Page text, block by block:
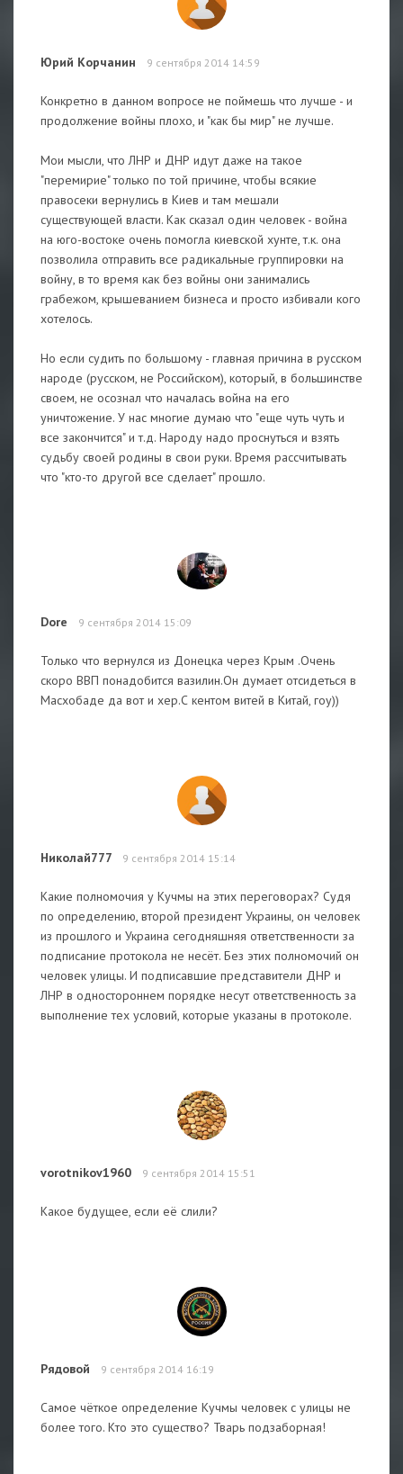
Юрий Корчанин 9 сентября 2014 14:59
Конкретно в данном вопросе не поймешь что лучше - и
продолжение войны плохо, и "как бы мир" не лучше.
Мои мысли, что ЛНР и ДНР идут даже на такое
"перемирие" только по той причине, чтобы всякие
правосеки вернулись в Киев и там мешали
существующей власти. Как сказал один человек - война
на юго-востоке очень помогла киевской хунте, т.к. она
позволила отправить все радикальные группировки на
войну, в то время как без войны они занимались
грабежом, крышеванием бизнеса и просто избивали кого
хотелось.
Но если судить по большому - главная причина в русском
народе (русском, не Российском), который, в большинстве
своем, не осознал что началась война на его
уничтожение. У нас многие думаю что "еще чуть чуть и
все закончится" и т.д. Народу надо проснуться и взять
судьбу своей родины в свои руки. Время рассчитывать
что "кто-то другой все сделает" прошло.
Dore 9 сентября 2014 15:09
Только что вернулся из Донецка через Крым .Очень
скоро ВВП понадобится вазилин.Он думает отсидеться в
Масхобаде да вот и хер.С кентом витей в Китай, гоу))
Николай777 9 сентября 2014 15:14
Какие полномочия у Кучмы на этих переговорах? Судя
по определению, второй президент Украины, он человек
из прошлого и Украина сегодняшняя ответственности за
подписание протокола не несёт. Без этих полномочий он
человек улицы. И подписавшие представители ДНР и
ЛНР в одностороннем порядке несут ответственность за
выполнение тех условий, которые указаны в протоколе.
vorotnikov1960 9 сентября 2014 15:51
Какое будущее, если её слили?
Рядовой 9 сентября 2014 16:19
Самое чёткое определение Кучмы человек с улицы не
более того. Кто это существо? Тварь подзаборная!